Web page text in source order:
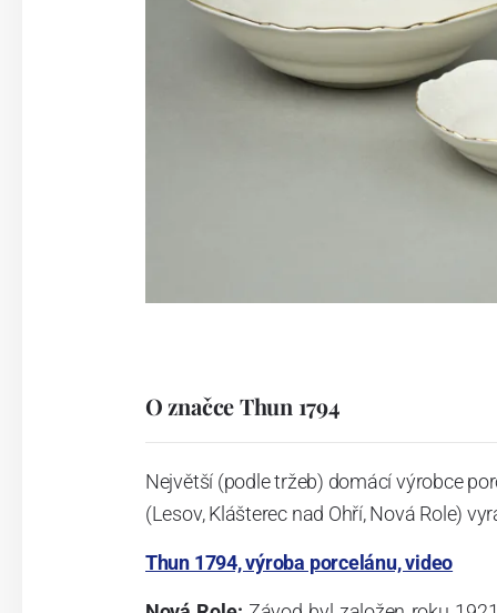
O značce Thun 1794
Největší (podle tržeb) domácí výrobce
(Lesov, Klášterec nad Ohří, Nová Role)
Thun 1794, výroba porcelánu, video